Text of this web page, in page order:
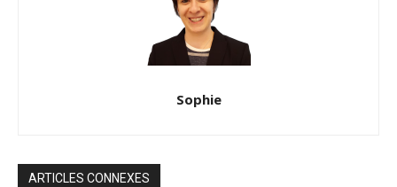
Sophie
ARTICLES CONNEXES